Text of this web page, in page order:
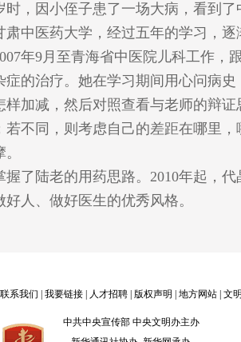
因小侄子患了一场大病，看到了
医药大学，经过五年的学习，逐
年9月至青海省中医院儿科工作，
的治疗。她在学习期间用心问病
加减，然后对照查看与老师的辩
不同，则考虑自己的差距在哪里
陆老的用药思路。2010年起，代
人、做好医生的优秀风格。
病，陪同而来的有孩子的父亲、
不吃奶了。患儿的家长不明白孩子
联系我们 我要链接 人才招聘 | 版权声明 | 地方网站 文
中共中央宣传部 中央文明办主办